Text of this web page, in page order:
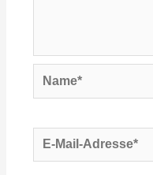
Name*
E-
Mail-